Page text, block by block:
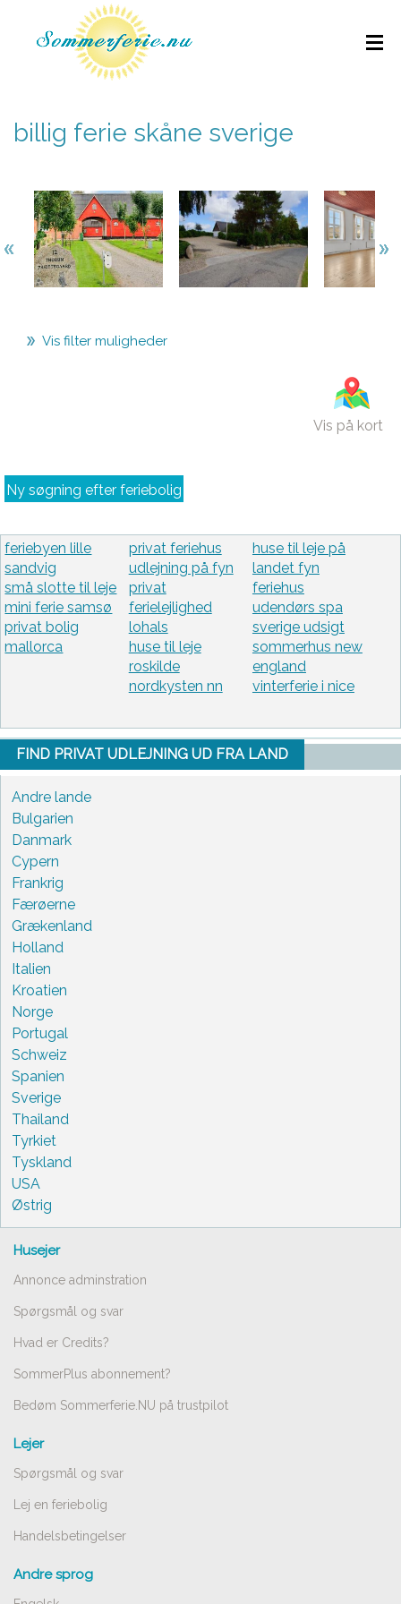
billig ferie skåne sverige
Vis filter muligheder
Vis på kort
Ny søgning efter feriebolig
feriebyen lille
sandvig
små slotte til leje
mini ferie samsø
privat bolig
mallorca
privat feriehus
udlejning på fyn
privat
ferielejlighed
lohals
huse til leje
roskilde
nordkysten nn
huse til leje på
landet fyn
feriehus
udendørs spa
sverige udsigt
sommerhus new
england
vinterferie i nice
FIND PRIVAT UDLEJNING UD FRA LAND
Andre lande
Bulgarien
Danmark
Cypern
Frankrig
Færøerne
Grækenland
Holland
Italien
Kroatien
Norge
Portugal
Schweiz
Spanien
Sverige
Thailand
Tyrkiet
Tyskland
USA
Østrig
Husejer
Annonce adminstration
Spørgsmål og svar
Hvad er Credits?
SommerPlus abonnement?
Bedøm Sommerferie.NU på trustpilot
Lejer
Spørgsmål og svar
Lej en feriebolig
Handelsbetingelser
Andre sprog